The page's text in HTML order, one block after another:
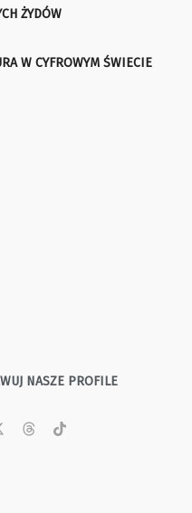
ŻYDÓW
W CYFROWYM ŚWIECIE
NASZE PROFILE